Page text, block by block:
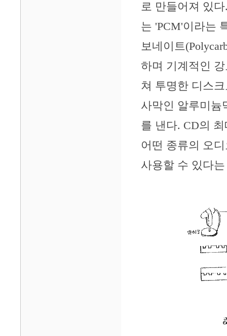
로 만들어져 있
는 'PCM'이라는
보네이트
하며 기계적인
쳐 투명한 디스
사막인 알루미늄
를 낸다. CD의
어떤 종류의 오
사용할 수 있다